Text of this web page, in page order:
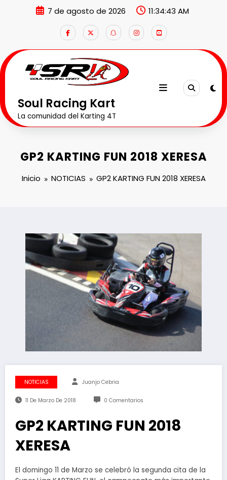
7 de agosto de 2026 11:34:43 AM
Soul Racing Kart
La comunidad del Karting 4T
GP2 KARTING FUN 2018 XERESA
Inicio NOTICIAS GP2 KARTING FUN 2018 XERESA
NOTICIAS Juanjo Cebria
11 De Marzo De 2018 0 Comentarios
GP2 KARTING FUN 2018
XERESA
El domingo 11 de Marzo se celebró la segunda cita de la